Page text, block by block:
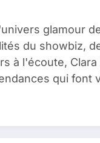
glamour
du showbiz,
à l'écoute,
qui font